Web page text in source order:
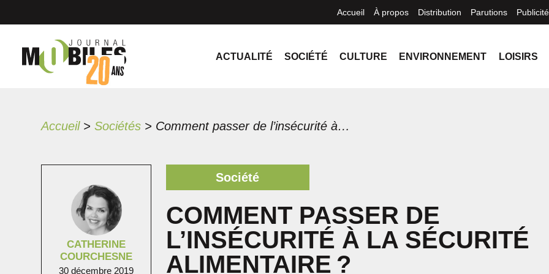
Accueil À propos Distribution Parutions Publicité
ACTUALITÉ SOCIÉTÉ CULTURE ENVIRONNEMENT LOISIRS
Accueil>Sociétés > Comment passer de l’insécurité à la sécurité alimentaire ?
CATHERINE
COURCHESNE
30 décembre 2019
Société
COMMENT PASSER DE
L’INSÉCURITÉ À LA SÉCURITÉ
ALIMENTAIRE ?